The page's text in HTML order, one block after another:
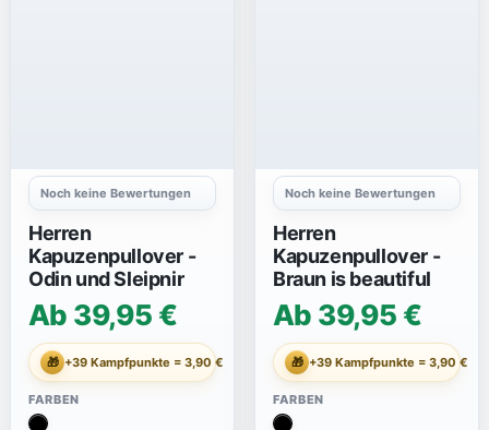
Noch keine Bewertungen
Herren
Kapuzenpullover -
Odin und Sleipnir
Ab 39,95 €
🎁 +39 Kampfpunkte = 3,90 €
FARBEN
Noch keine Bewertungen
Herren
Kapuzenpullover -
Braun is beautiful
Ab 39,95 €
🎁 +39 Kampfpunkte = 3,90 €
FARBEN